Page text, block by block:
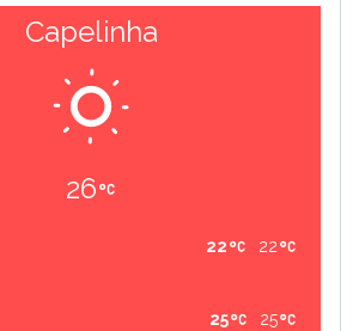
Capelinha
26
22
22
25
25